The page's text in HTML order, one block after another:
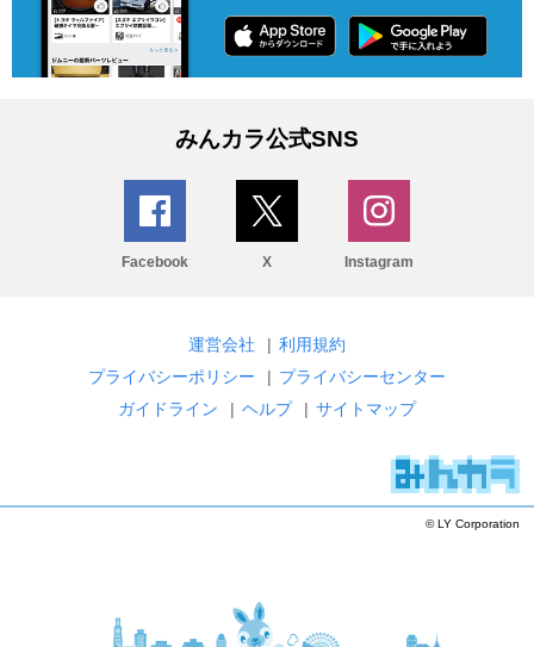
みんカラ公式SNS
Facebook X Instagram
運営会社 | 利用規約
プライバシーポリシー
| プライバシーセンター
ガイドライン
| ヘルプ | サイトマップ
© LY Corporation